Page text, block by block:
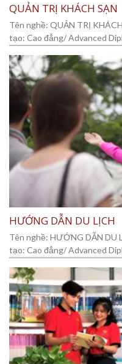
QUẢN TRỊ KHÁCH SẠN
Tên nghề: QUẢN TRỊ
tạo: Cao đẳng/ Advanced
HƯỚNG DẪN DU LỊCH
Tên nghề: HƯỚNG DẪN DU
tạo: Cao đẳng/ Advanced